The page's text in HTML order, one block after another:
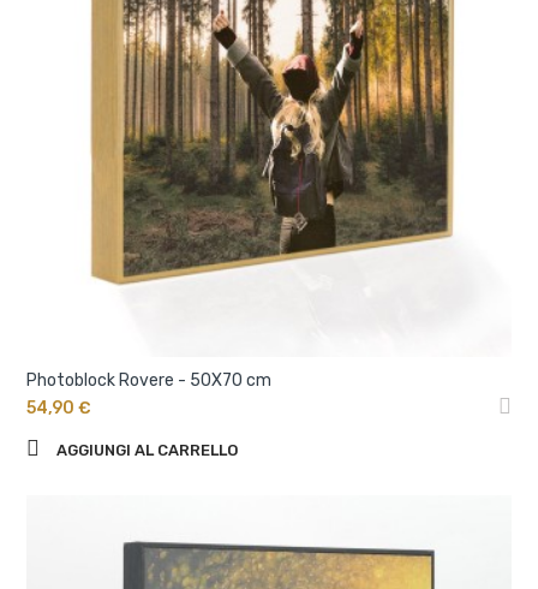
Photoblock Rovere - 50X70 cm
54,90 €
AGGIUNGI AL CARRELLO